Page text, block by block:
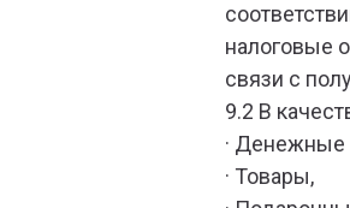
налоговые
связи с
9.2 В
· Денежные
· Товары,